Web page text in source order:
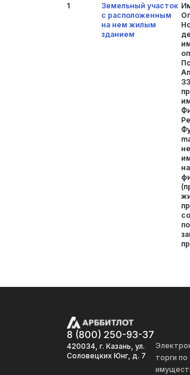
1
Земельный участок
с расположенным
на нем жилым
зданием
8 (800) 250-93-37
420034, г. Казань, ул.
Соловецких Юнг, д. 7
торги